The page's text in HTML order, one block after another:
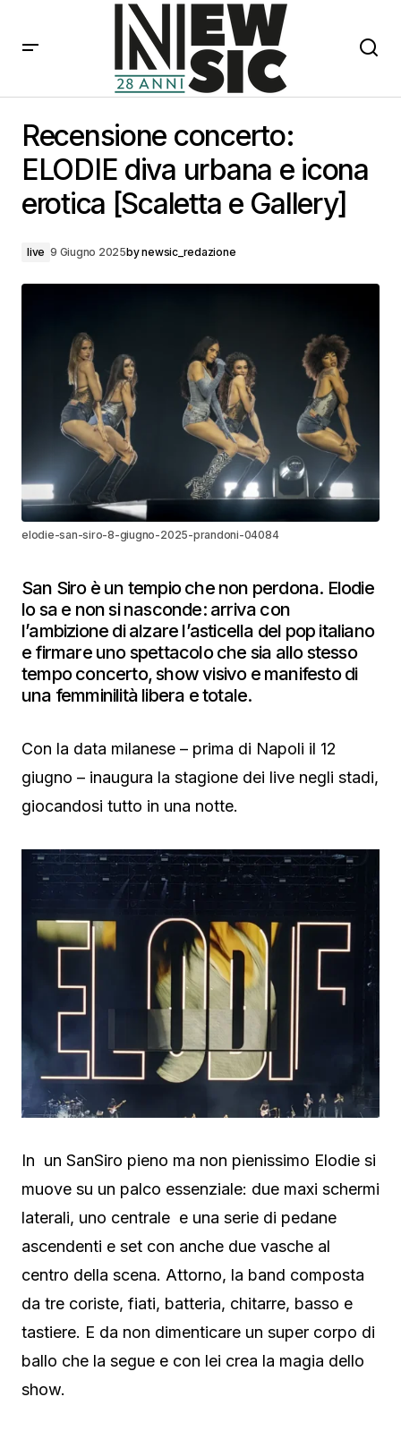
erotica [Scaletta e Gallery]
Recensione concerto:
ELODIE diva urbana e icona
erotica [Scaletta e Gallery]
live 9 Giugno 2025bynewsic_redazione
elodie-san-siro-8-giugno-2025-prandoni-04084
San Siro è un tempio che non perdona. Elodie
lo sa e non si nasconde: arriva con
l’ambizione di alzare l’asticella del pop italiano
e firmare uno spettacolo che sia allo stesso
tempo concerto, show visivo e manifesto di
una femminilità libera e totale.
Con la data milanese – prima di Napoli il 12
giugno – inaugura la stagione dei live negli stadi,
giocandosi tutto in una notte.
In un SanSiro pieno ma non pienissimo Elodie si
muove su un palco essenziale: due maxi schermi
laterali, uno centrale e una serie di pedane
ascendenti e set con anche due vasche al
centro della scena. Attorno, la band composta
da tre coriste, fiati, batteria, chitarre, basso e
tastiere. E da non dimenticare un super corpo di
ballo che la segue e con lei crea la magia dello
show.